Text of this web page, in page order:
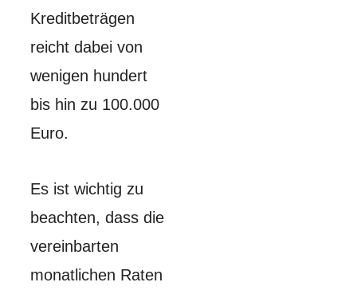
Kreditbeträgen
reicht dabei von
wenigen hundert
bis hin zu 100.000
Euro.
Es ist wichtig zu
beachten, dass die
vereinbarten
monatlichen Raten